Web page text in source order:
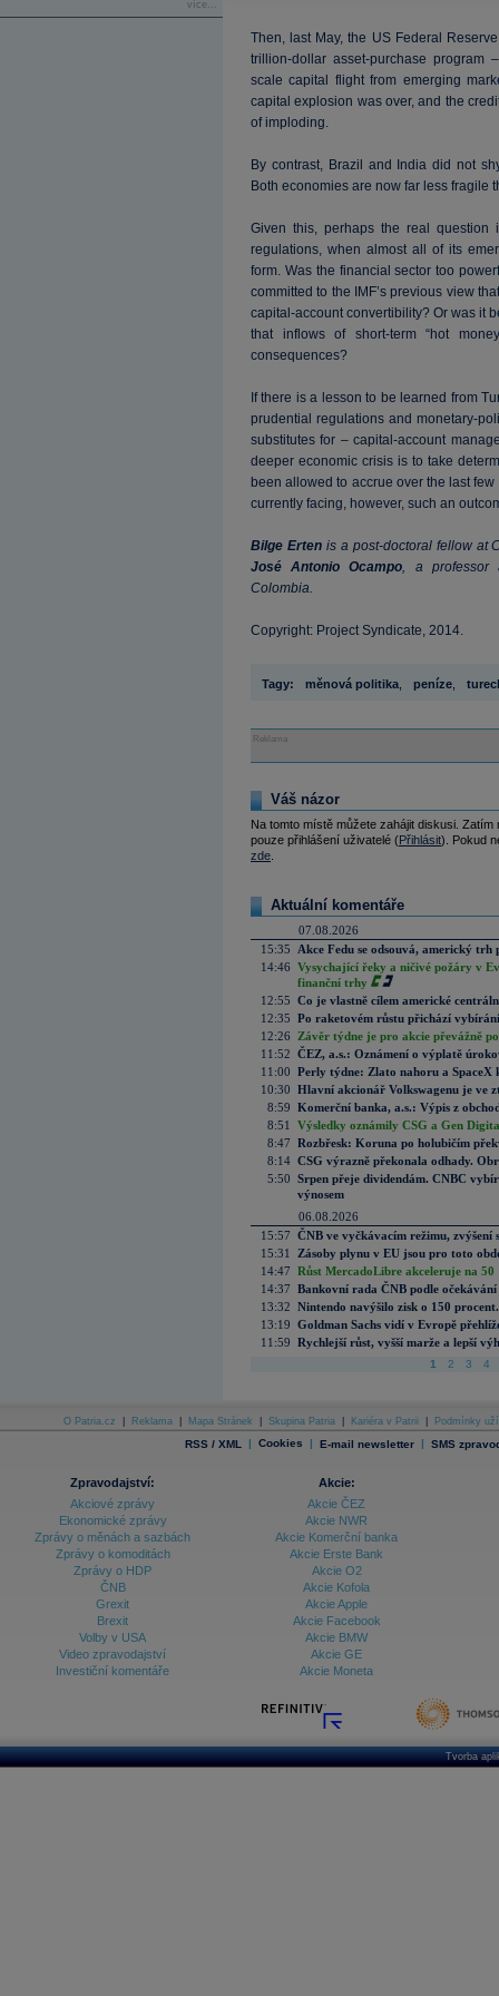
více...
Then, last May, the US Federal
trillion-dollar asset-purchase program
scale capital flight from emerging
capital explosion was over, and the
of imploding.
By contrast, Brazil and India did not
Both economies are now far less fragile
Given this, perhaps the real question
regulations, when almost all of its
form. Was the financial sector too
committed to the IMF’s previous view
capital-account convertibility? Or was it
that inflows of short-term “hot
consequences?
If there is a lesson to be learned from
prudential regulations and monetary-
substitutes for – capital-account
deeper economic crisis is to take
been allowed to accrue over the last
currently facing, however, such an
Bilge Ertenis a post-doctoral fellow at
José Antonio Ocampo, a professor
Colombia.
Copyright: Project Syndicate, 2014.
Tagy: měnová politika peníze
Reklama
Váš názor
Na tomto místě můžete zahájit diskusi.
pouze přihlášení uživatelé (Přihlásit). Pokud
zde
Aktuální komentáře
07.08.2026
15:35
Akce Fedu se odsouvá, americký
14:46 Vysychající řeky a ničivé požáry v
finanční trhy
12:55 Co je vlastně cílem americké
12:35 Po raketovém růstu přichází
12:26
Závěr týdne je pro akcie převážně
11:52 ČEZ, a.s.: Oznámení o výplatě
11:00 Perly týdne: Zlato nahoru a SpaceX
10:30 Hlavní akcionář Volkswagenu je ve
8:59 Komerční banka, a.s.: Výpis z
8:51
Výsledky oznámily CSG a Gen
8:47 Rozbřesk: Koruna po holubičím
8:14 CSG výrazně překonala odhady.
5:50 Srpen přeje dividendám. CNBC
výnosem
06.08.2026
15:57 ČNB ve vyčkávacím režimu, zvýšení
15:31
Zásoby plynu v EU jsou pro toto
14:47 Růst MercadoLibre akceleruje na
14:37 Bankovní rada ČNB podle
13:32 Nintendo navýšilo zisk o 150
13:19 Goldman Sachs vidí v Evropě
11:59 Rychlejší růst, vyšší marže a lepší
1 2 3 4
O Patria.cz Reklama Mapa Stránek Skupina Patria Kariéra v Patrii Podmínky
RSS / XML | Cookies | E-mail newsletter | SMS
Zpravodajství:
Akciové zprávy
Ekonomické zprávy
Zprávy o měnách a sazbách
Zprávy o komoditách
Zprávy o HDP
ČNB
Grexit
Brexit
Volby v USA
Video zpravodajství
Investiční komentáře
Akcie:
Akcie ČEZ
Akcie NWR
Akcie Komerční banka
Akcie Erste Bank
Akcie O2
Akcie Kofola
Akcie Apple
Akcie Facebook
Akcie BMW
Akcie GE
Akcie Moneta
Tvorba